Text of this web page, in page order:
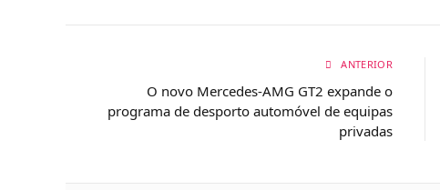
ANTERIOR
O novo Mercedes-AMG GT2 expande o
programa de desporto automóvel de equipas
privadas